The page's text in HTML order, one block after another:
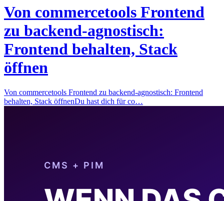
Von commercetools Frontend
zu backend-agnostisch:
Frontend behalten, Stack
öffnen
Von commercetools Frontend zu backend-agnostisch: Frontend
behalten, Stack öffnenDu hast dich für co…